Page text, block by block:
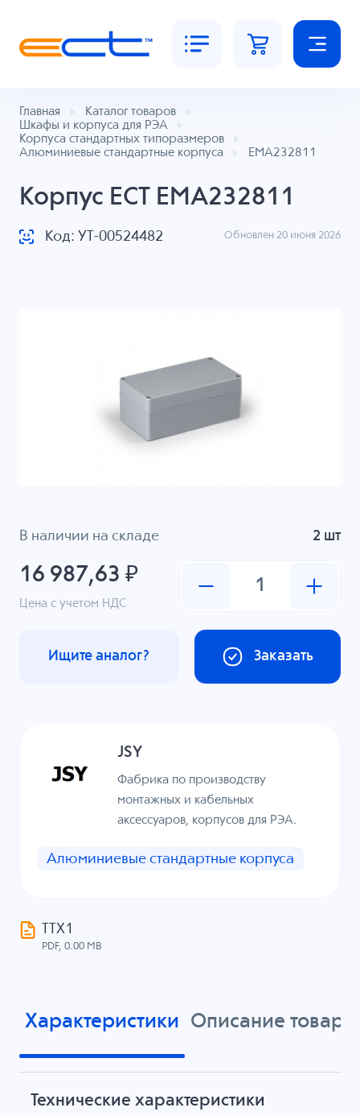
Главная
Каталог товаров
Шкафы и корпуса для РЭА
Корпуса стандартных типоразмеров
Алюминиевые стандартные корпуса
EMA232811
Корпус ECT EMA232811
Код: УТ-00524482 Обновлен 20 июня 2026
В наличии на складе 2 шт
16 987,63 ₽
Цена с учетом НДС
Заказать
Ищите аналог?
JSY
Фабрика по производству
монтажных и кабельных
аксессуаров, корпусов для РЭА.
Алюминиевые стандартные корпуса
ТТХ1
PDF, 0.00 MB
Характеристики Описание товара
Технические характеристики